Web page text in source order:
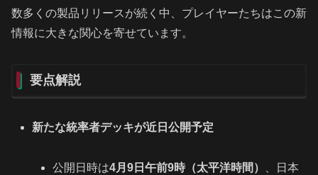
数多くの製品リリースが続く中、プレイヤーたちはこの新
情報に大きな関心を寄せています。
要点解説
新たな統率者デッキが近日公開予定
公開日時は4月9日午前9時（太平洋時間）
、日本